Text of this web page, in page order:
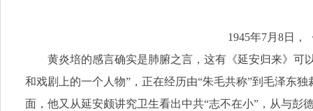
1945年7月8日
黄炎培的感言确实是肺腑之言，这有《延安归来》可
和戏剧上的一个人物”，正在经历由“朱毛共称”到毛泽东
面，他又从延安颇讲究卫生看出中共“志不在小”，从与彭